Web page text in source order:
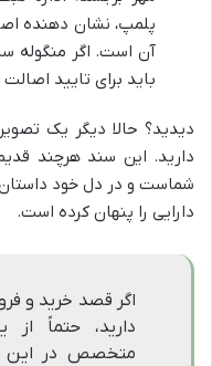
پلمپ، نشان دهنده
آن است. اگر منگوله
باید برای تایید اصالت
دیدید؟ حالا دیگر یک
دارید. این سند هرچند
شماست و در دل خود
دارایی را پنهان کرده است.
اگر قصد خرید و
دارید، حتماً
متخصص در این